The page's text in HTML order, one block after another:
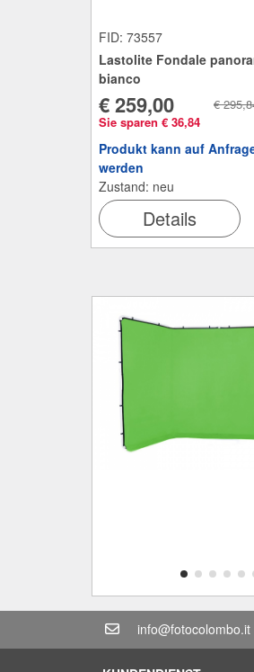
FID: 73557
Lastolite Fondale
bianco
€ 259,00
Sie sparen € 36,84
€
Produkt kann auf
werden
Zustand: neu
Details
info@fotocolombo.it